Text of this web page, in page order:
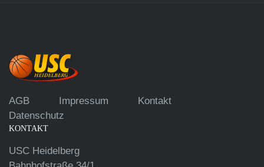
AGB Impressum
Kontakt
Datenschutz
KONTAKT
USC Heidelberg